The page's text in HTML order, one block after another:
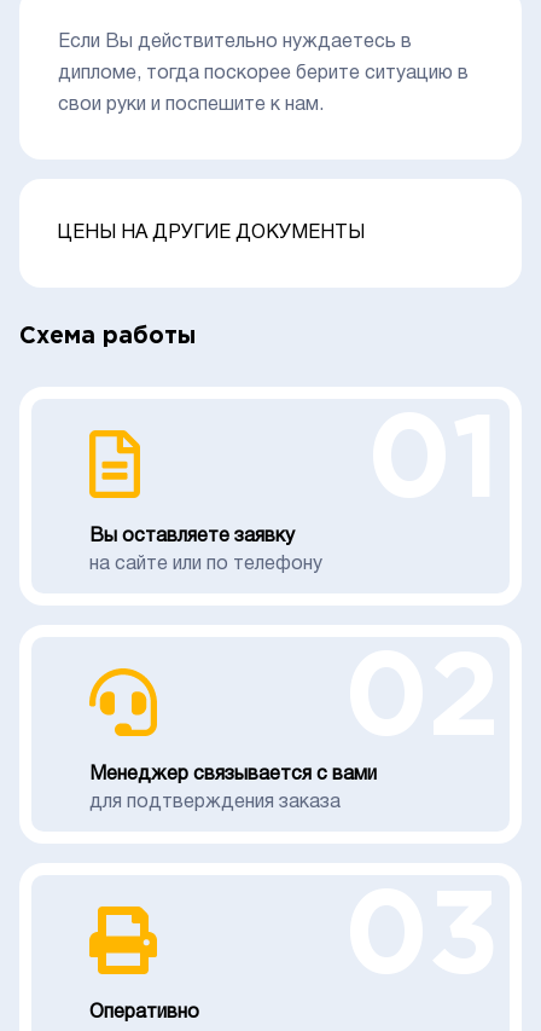
Если Вы действительно нуждаетесь в
дипломе, тогда поскорее берите ситуацию в
свои руки и поспешите к нам.
ЦЕНЫ НА ДРУГИЕ ДОКУМЕНТЫ
Схема работы
Вы оставляете заявку
на сайте или по телефону
Менеджер связывается с вами
для подтверждения заказа
Оперативно